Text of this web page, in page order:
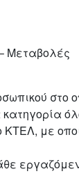
Μεταβολές
στο
με